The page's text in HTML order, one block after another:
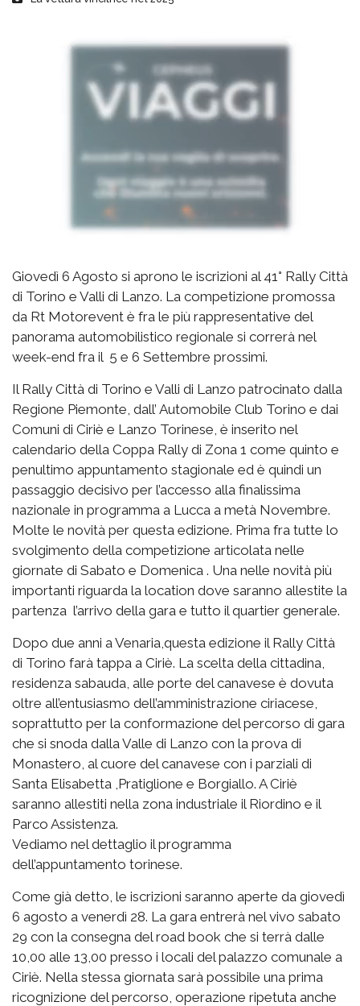
Giovedì 6 Agosto si aprono le iscrizioni al 41° Rally Città
di Torino e Valli di Lanzo. La competizione promossa
da Rt Motorevent è fra le più rappresentative del
panorama automobilistico regionale si correrà nel
week-end fra il 5 e 6 Settembre prossimi.
Il Rally Città di Torino e Valli di Lanzo patrocinato dalla
Regione Piemonte, dall’ Automobile Club Torino e dai
Comuni di Ciriè e Lanzo Torinese, è inserito nel
calendario della Coppa Rally di Zona 1 come quinto e
penultimo appuntamento stagionale ed è quindi un
passaggio decisivo per l’accesso alla finalissima
nazionale in programma a Lucca a metà Novembre.
Molte le novità per questa edizione. Prima fra tutte lo
svolgimento della competizione articolata nelle
giornate di Sabato e Domenica . Una nelle novità più
importanti riguarda la location dove saranno allestite la
partenza l’arrivo della gara e tutto il quartier generale.
Dopo due anni a Venaria,questa edizione il Rally Città
di Torino farà tappa a Ciriè. La scelta della cittadina,
residenza sabauda, alle porte del canavese è dovuta
oltre all’entusiasmo dell’amministrazione ciriacese,
soprattutto per la conformazione del percorso di gara
che si snoda dalla Valle di Lanzo con la prova di
Monastero, al cuore del canavese con i parziali di
Santa Elisabetta ,Pratiglione e Borgiallo. A Ciriè
saranno allestiti nella zona industriale il Riordino e il
Parco Assistenza.
Vediamo nel dettaglio il programma
dell’appuntamento torinese.
Come già detto, le iscrizioni saranno aperte da giovedì
6 agosto a venerdì 28. La gara entrerà nel vivo sabato
29 con la consegna del road book che si terrà dalle
10,00 alle 13,00 presso i locali del palazzo comunale a
Ciriè. Nella stessa giornata sarà possibile una prima
ricognizione del percorso, operazione ripetuta anche